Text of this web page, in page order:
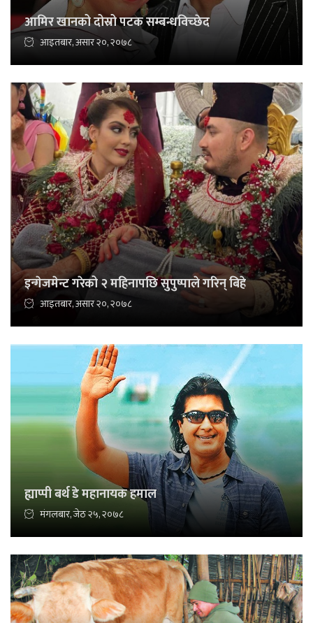
आमिर खानको दोस्रो पटक सम्बन्धविच्छेद
आइतबार, असार २०, २०७८
इन्गेजमेन्ट गरेको २ महिनापछि सुपुष्पाले गरिन् बिहे
आइतबार, असार २०, २०७८
ह्याप्पी बर्थ डे महानायक हमाल
मंगलबार, जेठ २५, २०७८